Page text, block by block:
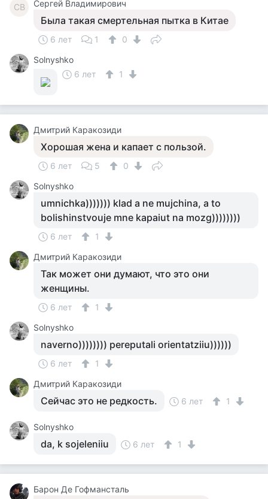
СВ Сергей Владимирович
Была такая смертельная пытка в Китае
6 лет 1
0
Solnyshko
6 лет
1
Дмитрий Каракозиди
Хорошая жена и капает с пользой.
6 лет 5
0
Solnyshko
umnichka))))))) klad a ne mujchina, a to
bolishinstvouje mne kapaiut na mozg))))))))
6 лет
1
Дмитрий Каракозиди
Так может они думают, что это они
женщины.
6 лет
1
Solnyshko
naverno)))))))) pereputali orientatziiu))))))
6 лет
1
Дмитрий Каракозиди
Сейчас это не редкость. 6 лет 1
Solnyshko
da, k sojeleniiu 6 лет 1
Барон Де Гофмансталь